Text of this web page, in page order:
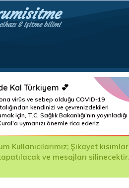
& işitme bilimi
Kal Türkiyem 💕
virüs ve sebep olduğu COVID-19
kendinizi ve çevrenizdekileri
için, T.C. Sağlık Bakanlığı'nın yayınladığı
uymanızı önemle rica ederiz.
Kullanıcılarımız; Şikayet
ve mesajları